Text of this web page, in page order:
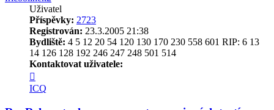
Uživatel
Příspěvky: 2723
Registrován: 23.3.2005 21:38
Bydliště: 4 5 12 20 54 120 130 170 230 558 601 RIP: 6 13
14 126 128 192 246 247 248 501 514
Kontaktovat uživatele:
uživatele
fricoolinek2
ICQ